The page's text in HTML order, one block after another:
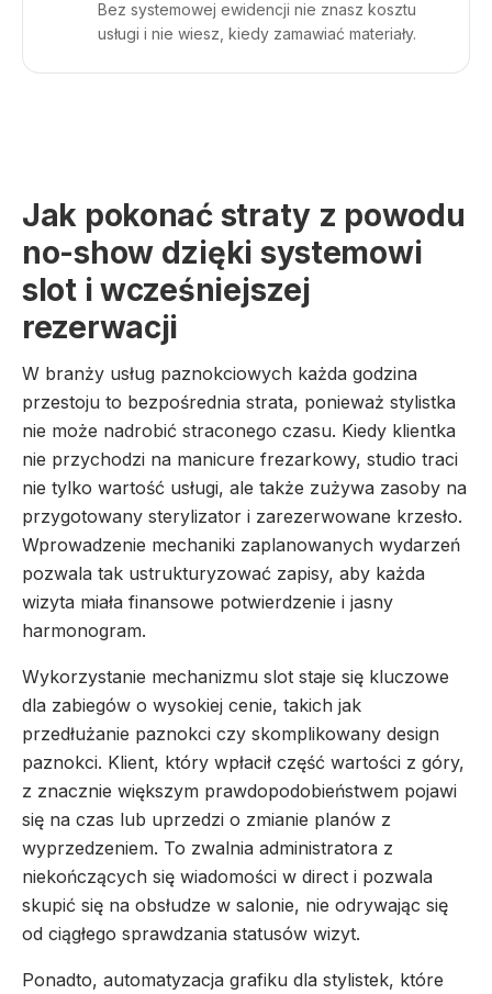
Bez systemowej ewidencji nie znasz kosztu
usługi i nie wiesz, kiedy zamawiać materiały.
Jak pokonać straty z powodu
no-show dzięki systemowi
slot i wcześniejszej
rezerwacji
W branży usług paznokciowych każda godzina
przestoju to bezpośrednia strata, ponieważ stylistka
nie może nadrobić straconego czasu. Kiedy klientka
nie przychodzi na manicure frezarkowy, studio traci
nie tylko wartość usługi, ale także zużywa zasoby na
przygotowany sterylizator i zarezerwowane krzesło.
Wprowadzenie mechaniki zaplanowanych wydarzeń
pozwala tak ustrukturyzować zapisy, aby każda
wizyta miała finansowe potwierdzenie i jasny
harmonogram.
Wykorzystanie mechanizmu slot staje się kluczowe
dla zabiegów o wysokiej cenie, takich jak
przedłużanie paznokci czy skomplikowany design
paznokci. Klient, który wpłacił część wartości z góry,
z znacznie większym prawdopodobieństwem pojawi
się na czas lub uprzedzi o zmianie planów z
wyprzedzeniem. To zwalnia administratora z
niekończących się wiadomości w direct i pozwala
skupić się na obsłudze w salonie, nie odrywając się
od ciągłego sprawdzania statusów wizyt.
Ponadto, automatyzacja grafiku dla stylistek, które